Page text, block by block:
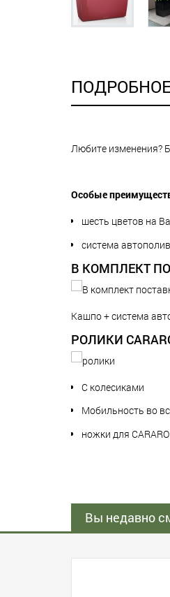
Любите изменения?
Особые
шесть цветов на
система
В КОМПЛЕКТ
Кашпо + система
РОЛИКИ
C колесиками
Мобильность во
ножки для
Вы недавно